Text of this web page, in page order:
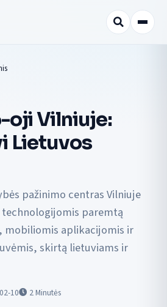
oji Vilniuje:
Lietuvos
pažinimo centras Vilniuje
paremtą
mobiliomis aplikacijomis ir
skirtą lietuviams ir
10 2Minutės